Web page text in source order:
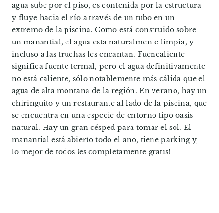
agua sube por el piso, es contenida por la estructura
y fluye hacia el río a través de un tubo en un
extremo de la piscina. Como está construido sobre
un manantial, el agua esta naturalmente limpia, y
incluso a las truchas les encantan. Fuencaliente
significa fuente termal, pero el agua definitivamente
no está caliente, sólo notablemente más cálida que el
agua de alta montaña de la región. En verano, hay un
chiringuito y un restaurante al lado de la piscina, que
se encuentra en una especie de entorno tipo oasis
natural. Hay un gran césped para tomar el sol. El
manantial está abierto todo el año, tiene parking y,
lo mejor de todos ¡es completamente gratis!